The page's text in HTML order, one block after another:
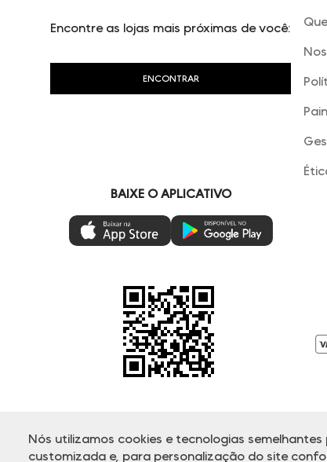
Nós utilizamos cookies e tecnologias
customizada e, para personalização do site
Encontre as lojas mais próximas de você:
BAIXE O APLICATIVO
© Copyright 2000-2025 - Todos os direitos